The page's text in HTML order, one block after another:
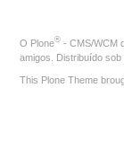
O Plone® - CMS/WCM
amigos. Distribuído sob
This Plone Theme